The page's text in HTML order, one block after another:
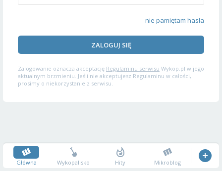
nie pamiętam hasła
ZALOGUJ SIĘ
Zalogowanie oznacza akceptację Regulaminu serwisu Wykop.pl w jego
aktualnym brzmieniu. Jeśli nie akceptujesz Regulaminu w całości,
prosimy o niekorzystanie z serwisu.
Główna Wykopalisko Hity Mikroblog